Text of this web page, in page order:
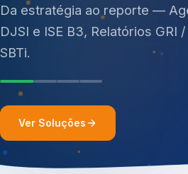
resíduos sólidos (PGRS/
Ver Soluções